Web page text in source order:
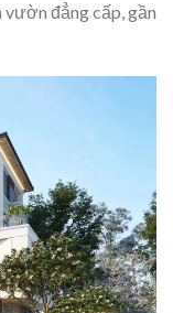
đẳng cấp, gần